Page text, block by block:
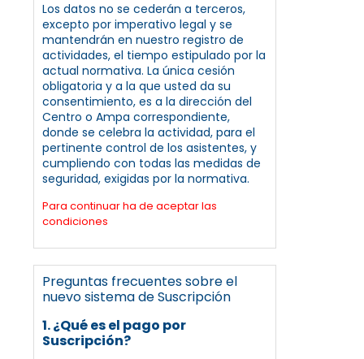
Los datos no se cederán a terceros,
excepto por imperativo legal y se
mantendrán en nuestro registro de
actividades, el tiempo estipulado por la
actual normativa. La única cesión
obligatoria y a la que usted da su
consentimiento, es a la dirección del
Centro o Ampa correspondiente,
donde se celebra la actividad, para el
pertinente control de los asistentes, y
cumpliendo con todas las medidas de
seguridad, exigidas por la normativa.
Para continuar ha de aceptar las
condiciones
Preguntas frecuentes sobre el
nuevo sistema de Suscripción
1. ¿Qué es el pago por
Suscripción?